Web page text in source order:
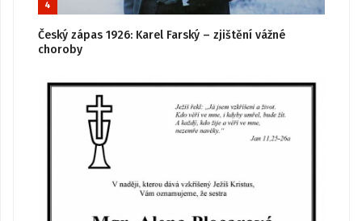
4
Český zápas 1926: Karel Farský – zjištění vážné
choroby